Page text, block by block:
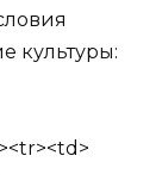
культуры: